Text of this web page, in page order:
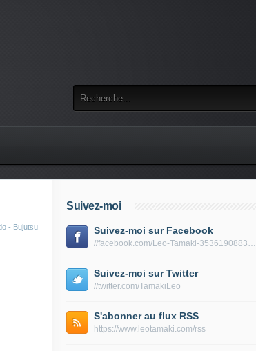
- Bujutsu
Suivez-moi
Suivez-moi sur Facebook
//facebook.com/Leo-Tamaki-353619088319688/
Suivez-moi sur Twitter
//twitter.com/TamakiLeo
S'abonner au flux RSS
https://www.leotamaki.com/rss